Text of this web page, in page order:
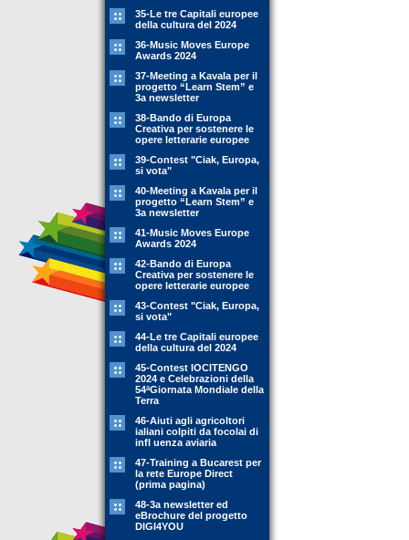
35-Le tre Capitali europee
della cultura del 2024
36-Music Moves Europe
Awards 2024
37-Meeting a Kavala per il
progetto “Learn Stem” e
3a newsletter
38-Bando di Europa
Creativa per sostenere le
opere letterarie europee
39-Contest "Ciak, Europa,
si vota"
40-Meeting a Kavala per il
progetto “Learn Stem” e
3a newsletter
41-Music Moves Europe
Awards 2024
42-Bando di Europa
Creativa per sostenere le
opere letterarie europee
43-Contest "Ciak, Europa,
si vota"
44-Le tre Capitali europee
della cultura del 2024
45-Contest IOCITENGO
2024 e Celebrazioni della
54ªGiornata Mondiale della
Terra
46-Aiuti agli agricoltori
ialiani colpiti da focolai di
infl uenza aviaria
47-Training a Bucarest per
la rete Europe Direct
(prima pagina)
48-3a newsletter ed
eBrochure del progetto
DIGI4YOU